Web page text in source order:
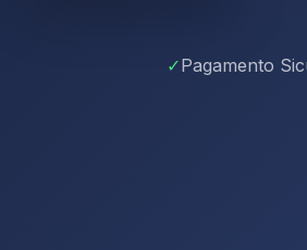
✓Pagamento